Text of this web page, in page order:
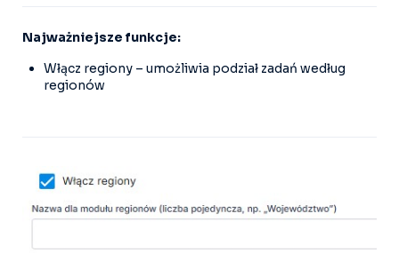
Najważniejsze funkcje:
Włącz regiony – umożliwia podział zadań według
regionów